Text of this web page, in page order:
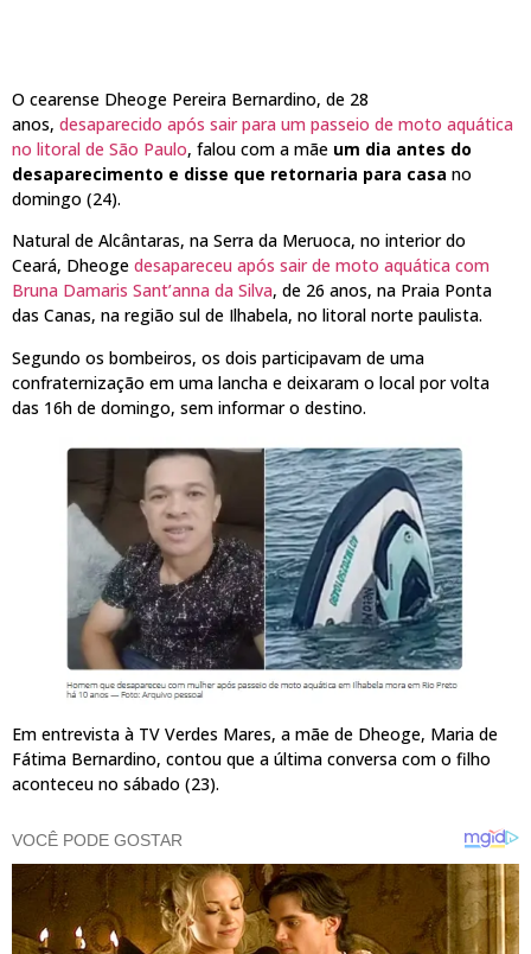
O cearense Dheoge Pereira Bernardino, de 28
anos, desaparecido após sair para um passeio de moto aquática
no litoral de São Paulo, falou com a mãe um dia antes do
desaparecimento e disse que retornaria para casa no
domingo (24).
Natural de Alcântaras, na Serra da Meruoca, no interior do
Ceará, Dheoge desapareceu após sair de moto aquática com
Bruna Damaris Sant’anna da Silva, de 26 anos, na Praia Ponta
das Canas, na região sul de Ilhabela, no litoral norte paulista.
Segundo os bombeiros, os dois participavam de uma
confraternização em uma lancha e deixaram o local por volta
das 16h de domingo, sem informar o destino.
Em entrevista à TV Verdes Mares, a mãe de Dheoge, Maria de
Fátima Bernardino, contou que a última conversa com o filho
aconteceu no sábado (23).